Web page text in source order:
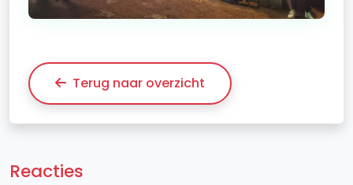
Terug naar overzicht
Reacties